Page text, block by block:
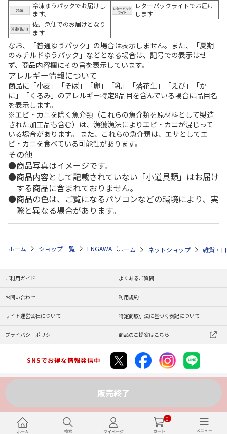
0
冷凍ゆうパックでお届けし
ます。
レターパックライトでお届け
します
佐川急便でのお届けとなり
ます
なお、「普通ゆうパック」の場合は表示しません。また、「夏期
のみチルドゆうパック」などとなる場合は、記号での表示はせ
ず、商品内容欄にその旨を表示しています。
アレルギー情報について
商品に「小麦」「そば」「卵」「乳」「落花生」「えび」「か
に」「くるみ」のアレルギー特定8品目を含んでいる場合に品目名
を表示します。
※エビ・カニを除く魚介類（これらの魚介類を原材料として製造
された加工品も含む）は、漁獲漁法によりエビ・カニが混じって
いる場合があります。 また、これらの魚介類は、エサとしてエ
ビ・カニを食べている可能性があります。
その他
商品写真はイメージです。
商品内容として記載されていない「小道具類」はお届け
する商品に含まれておりません。
商品の色は、ご覧になるパソコンなどの環境により、実
際と異なる場合があります。
販売終了
ホーム ショップ一覧 ENGAWA ご当地オルパスくん アクリルキー
ホーム ネットショップ 雑貨・
ご利用ガイド よくあるご質問
お問い合わせ 利用規約
サイト運営会社について 特定商取引法に基づく表記について
プライバシーポリシー 商品のご提案はこちら
SNSでお得な情報発信中